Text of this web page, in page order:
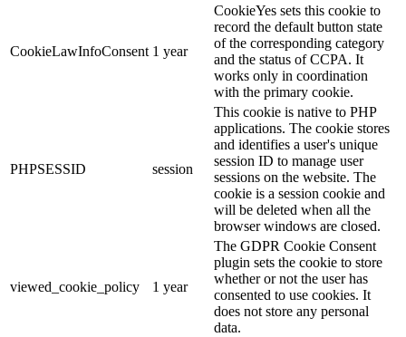
CookieLawInfoConsent 1 year
CookieYes sets this cookie to
record the default button state
of the corresponding category
and the status of CCPA. It
works only in coordination
with the primary cookie.
PHPSESSID session
This cookie is native to PHP
applications. The cookie stores
and identifies a user's unique
session ID to manage user
sessions on the website. The
cookie is a session cookie and
will be deleted when all the
browser windows are closed.
viewed_cookie_policy 1 year
The GDPR Cookie Consent
plugin sets the cookie to store
whether or not the user has
consented to use cookies. It
does not store any personal
data.